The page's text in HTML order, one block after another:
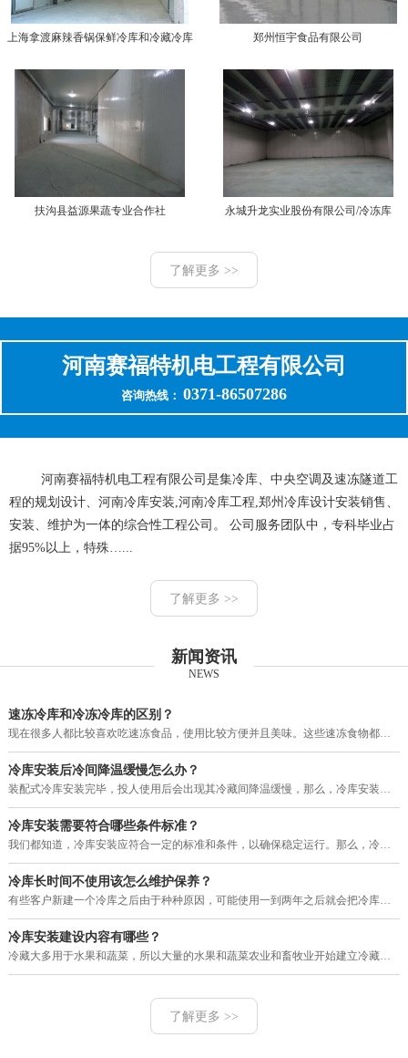
上海拿渡麻辣香锅保鲜冷库和冷藏冷库 郑州恒宇食品有限公司
扶沟县益源果蔬专业合作社 永城升龙实业股份有限公司/冷冻库
了解更多 >>
河南赛福特机电工程有限公司
咨询热线： 0371-86507286
河南赛福特机电工程有限公司是集冷库、中央空调及速冻隧道工
程的规划设计、河南冷库安装,河南冷库工程,郑州冷库设计安装销售、
安装、维护为一体的综合性工程公司。 公司服务团队中，专科毕业占
据95%以上，特殊…...
了解更多 >>
新闻资讯
NEWS
速冻冷库和冷冻冷库的区别？
现在很多人都比较喜欢吃速冻食品，使用比较方便并且美味。这些速冻食物都需要用冷库进行保存，目前市场上的冷库有速冻冷库和冷冻
冷库安装后冷间降温缓慢怎么办？
装配式冷库安装完毕，投人使用后会出现其冷藏间降温缓慢，那么，冷库安装后冷间降温缓慢怎么办？其大致故障原因和排除方法如下。
冷库安装需要符合哪些条件标准？
我们都知道，冷库安装应符合一定的标准和条件，以确保稳定运行。那么，冷库安装需要符合哪些条件标准？下面就由河南赛福特机电工
冷库长时间不使用该怎么维护保养？
有些客户新建一个冷库之后由于种种原因，可能使用一到两年之后就会把冷库暂停使用一段很长的时间，那么，我们的冷库长时间不使用
冷库安装建设内容有哪些？
冷藏大多用于水果和蔬菜，所以大量的水果和蔬菜农业和畜牧业开始建立冷藏。现在的冷库建设，设计理念多变，工艺也改进了很多，配
了解更多 >>